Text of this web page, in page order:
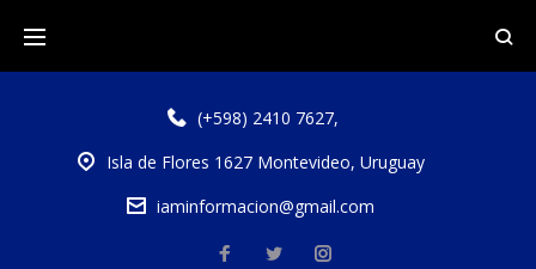
(+598) 2410 7627,
Isla de Flores 1627 Montevideo, Uruguay
iaminformacion@gmail.com